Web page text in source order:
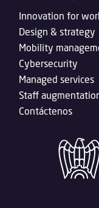
Innovation for
Design & strategy
Mobility
Cybersecurity
Managed services
Staff
Contáctenos